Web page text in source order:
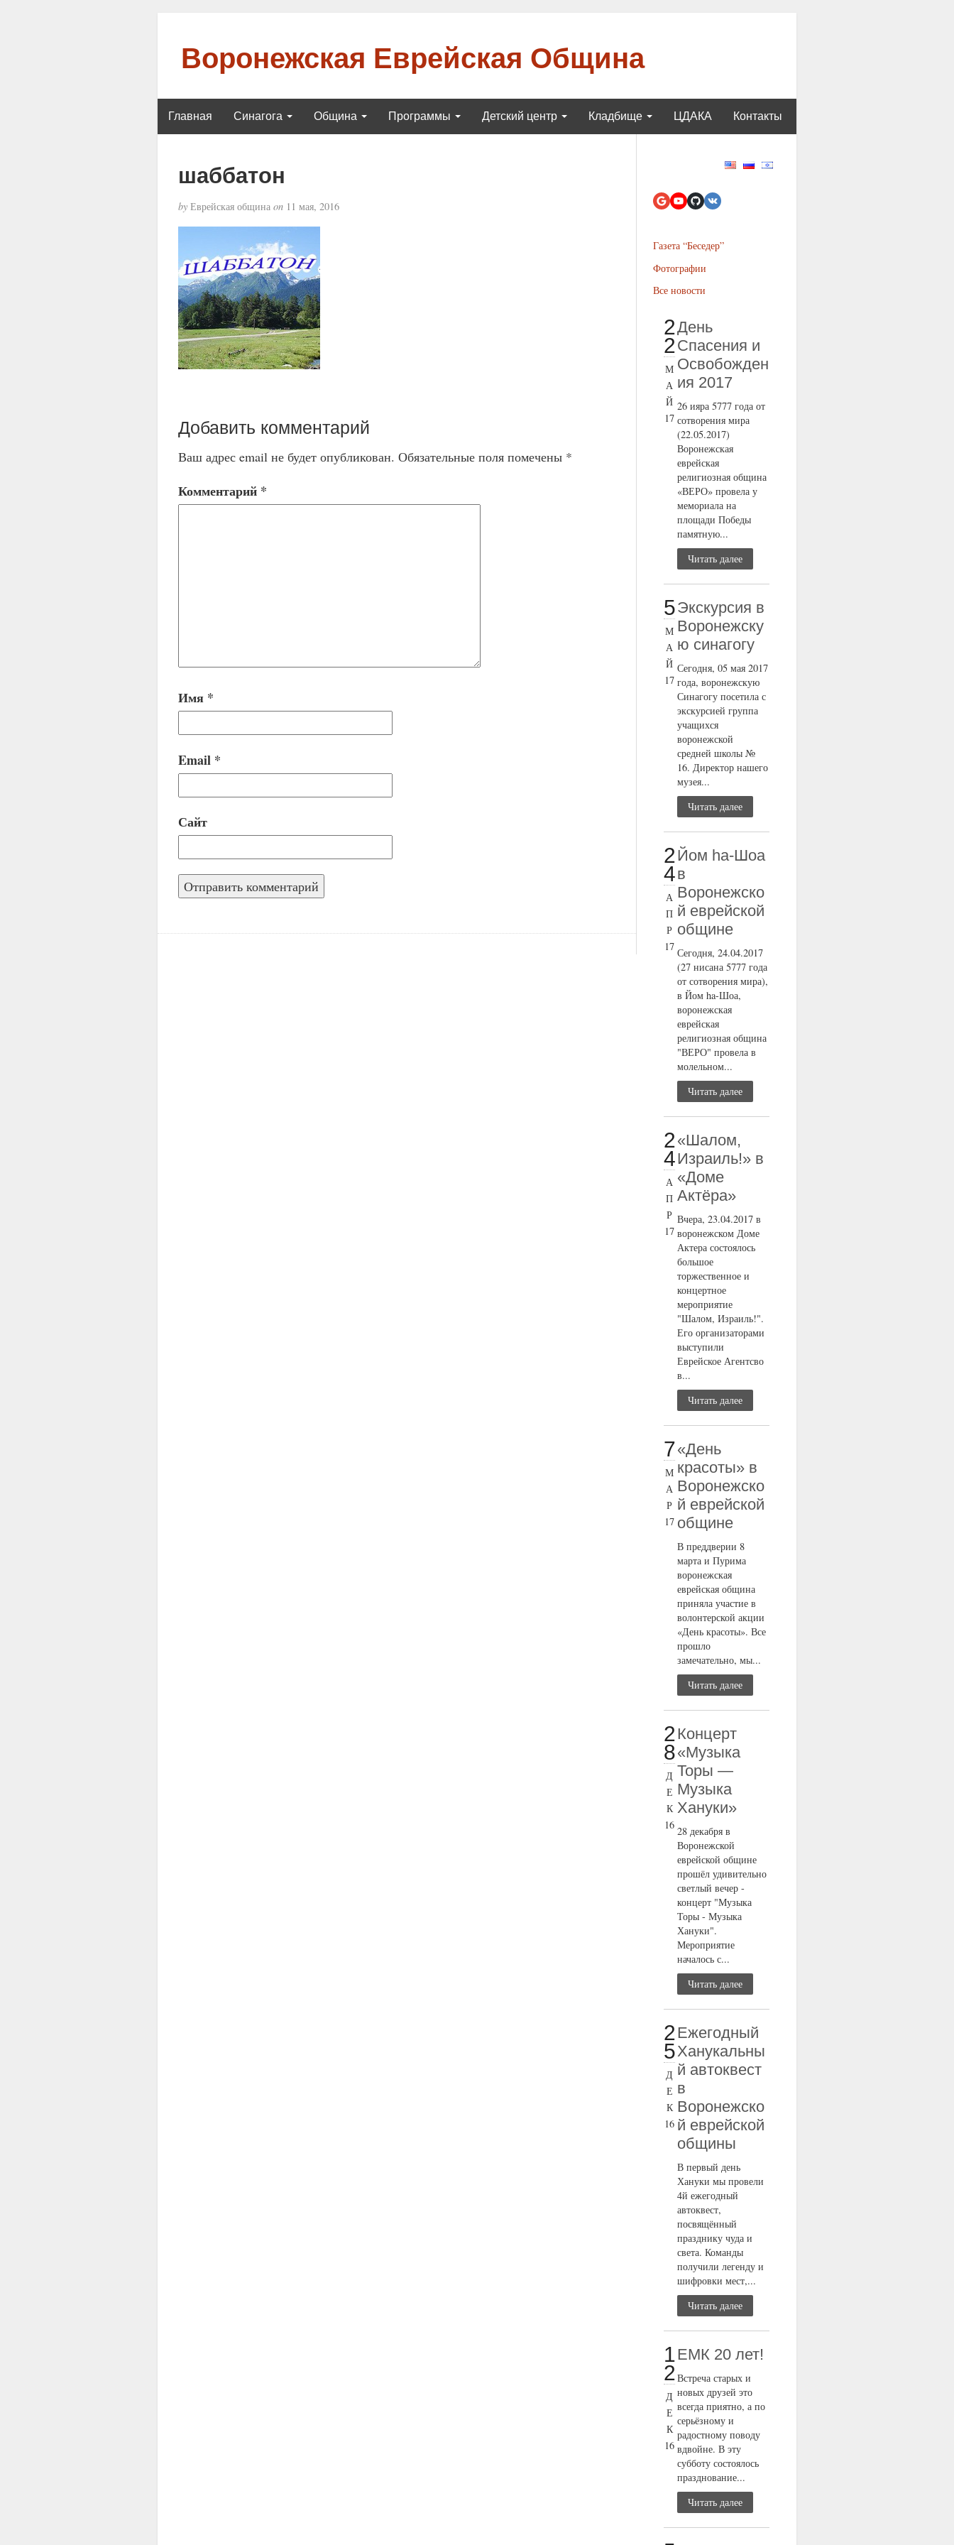
Воронежская Еврейская Община
Главная Синагога Община Программы Детский центр Кладбище ЦДАКА Контакты
шаббатон
byЕврейская община on11 мая, 2016
Добавить комментарий
Ваш адрес email не будет опубликован. Обязательные поля помечены *
Комментарий *
Имя *
Email *
Сайт
Газета “Беседер”
Фотографии
Все новости
2
2
М
А
Й
17
День
Спасения и
Освобожден
ия 2017
26 ияра 5777 года от
сотворения мира
(22.05.2017)
Воронежская
еврейская
религиозная община
«ВЕРО» провела у
мемориала на
площади Победы
памятную...
Читать далее
5
М
А
Й
17
Экскурсия в
Воронежску
ю синагогу
Сегодня, 05 мая 2017
года, воронежскую
Синагогу посетила с
экскурсией группа
учащихся
воронежской
средней школы №
16. Директор нашего
музея...
Читать далее
2
4
А
П
Р
17
Йом ha-Шоа
в
Воронежско
й еврейской
общине
Сегодня, 24.04.2017
(27 нисана 5777 года
от сотворения мира),
в Йом ha-Шоа,
воронежская
еврейская
религиозная община
"ВЕРО" провела в
молельном...
Читать далее
2
4
А
П
Р
17
«Шалом,
Израиль!» в
«Доме
Актёра»
Вчера, 23.04.2017 в
воронежском Доме
Актера состоялось
большое
торжественное и
концертное
мероприятие
"Шалом, Израиль!".
Его организаторами
выступили
Еврейское Агентсво
в...
Читать далее
7
М
А
Р
17
«День
красоты» в
Воронежско
й еврейской
общине
В преддверии 8
марта и Пурима
воронежская
еврейская община
приняла участие в
волонтерской акции
«День красоты». Все
прошло
замечательно, мы...
Читать далее
2
8
Д
Е
К
16
Концерт
«Музыка
Торы —
Музыка
Хануки»
28 декабря в
Воронежской
еврейской общине
прошёл удивительно
светлый вечер -
концерт "Музыка
Торы - Музыка
Хануки".
Мероприятие
началось с...
Читать далее
2
5
Д
Е
К
16
Ежегодный
Ханукальны
й автоквест
в
Воронежско
й еврейской
общины
В первый день
Хануки мы провели
4й ежегодный
автоквест,
посвящённый
празднику чуда и
света. Команды
получили легенду и
шифровки мест,...
Читать далее
1
2
Д
Е
К
16
ЕМК 20 лет!
Встреча старых и
новых друзей это
всегда приятно, а по
серьёзному и
радостному поводу
вдвойне. В эту
субботу состоялось
празднование...
Читать далее